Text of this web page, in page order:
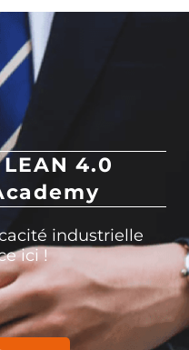
4.0
industrielle
ici !